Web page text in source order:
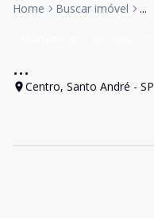
Home Buscar imóvel ...
...
Centro, Santo André - SP